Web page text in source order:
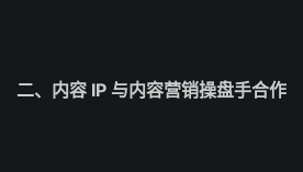
二、内容 IP 与内容营销操盘手合作